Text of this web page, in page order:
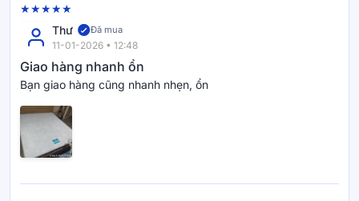
Thư Đã mua
11-01-2026 • 12:48
Giao hàng nhanh ổn
Bạn giao hàng cũng nhanh nhẹn, ổn